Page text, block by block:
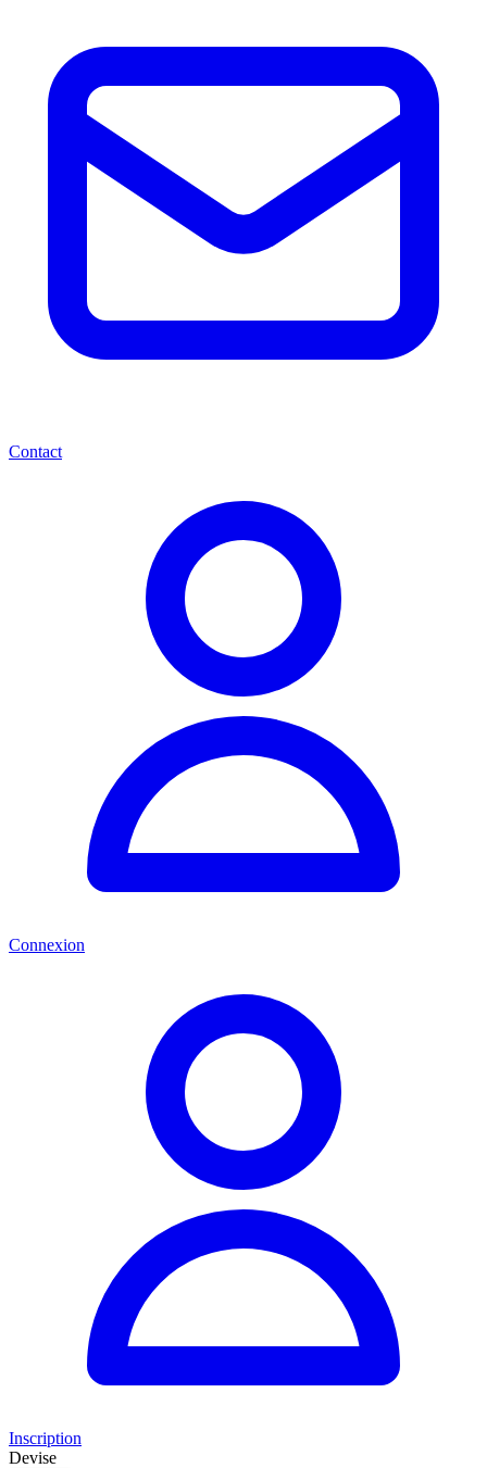
Contact
Connexion
Inscription
Devise